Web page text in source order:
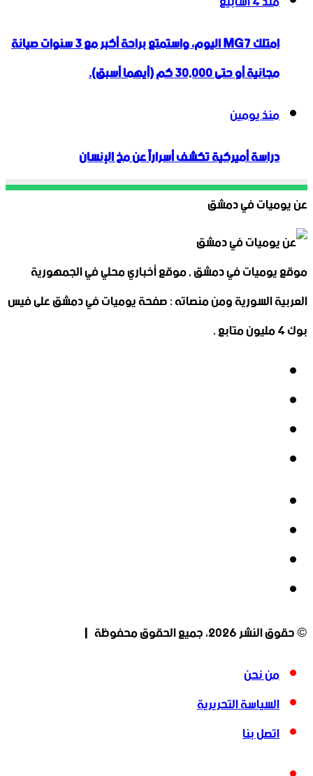
امتلك MG7 اليوم، واستمتع براحة أكبر مع 3 سنوات صيانة
مجانية أو حتى 30,000 كم (أيهما أسبق).
منذ يومين
دراسة أميركية تكشف أسراراً عن مخ الإنسان
عن يوميات في دمشق
موقع يوميات في دمشق , موقع أخباري محلي في الجمهورية
العربية السورية ومن منصاته : صفحة يوميات في دمشق على فيس
بوك 4 مليون متابع .
© حقوق النشر 2026، جميع الحقوق محفوظة |
من نحن
السياسة التحريرية
اتصل بنا